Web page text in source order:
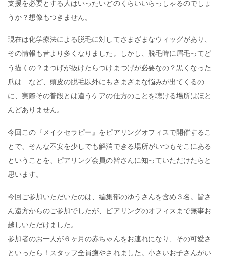
支援を必要とする人はいったいどのくらいいらっしゃるのでしょ
うか？想像もつきません。
現在は化学療法による脱毛に対してさまざまなウィッグがあり、
その情報も昔より多くなりました。しかし、脱毛時に眉毛ってど
う描くの？まつげが抜けたらつけまつげが必要なの？黒くなった
爪は…など、頭皮の脱毛以外にもさまざまな悩みが出てくるの
に、実際その普段とは違うケアの仕方のことを聴ける場所はほと
んどありません。
今回この『メイクセラピー』をピアリングオフィスで開催するこ
とで、そんな不安を少しでも解消できる場所がいつもそこにある
ということを、ピアリング会員の皆さんに知っていただけたらと
思います。
今回ご参加いただいたのは、編集部のゆうさんを含め３名。皆さ
ん遠方からのご参加でしたが、ピアリングのオフィスまで無事お
越しいただけました。
参加者のお一人が６ヶ月の赤ちゃんをお連れになり、その可愛さ
といったら！スタッフ全員癒やされました。小さいお子さんがい